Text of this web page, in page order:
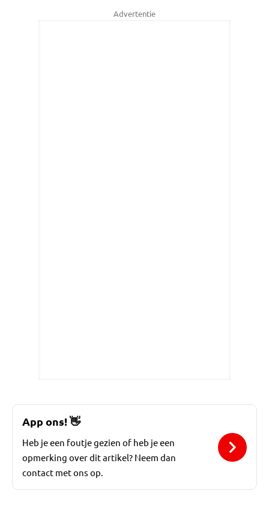
Advertentie
App ons!👋
Heb je een foutje gezien of heb je een
opmerking over dit artikel? Neem dan
contact met ons op.